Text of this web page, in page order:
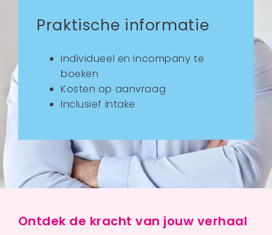
Praktische informatie
Individueel en incompany te
boeken
Kosten op aanvraag
Inclusief intake
Ontdek de kracht van jouw verhaal